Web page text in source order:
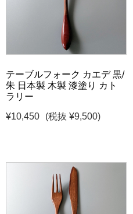
テーブルフォーク カエデ 黒/
朱 日本製 木製 漆塗り カト
ラリー
¥10,450
(税抜 ¥9,500)